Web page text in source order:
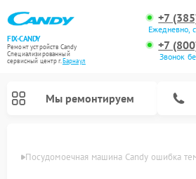
FIX-CANDY
Ремонт устройств Candy
Специализированный
cервисный центр г.Барнаул
+7
Ежедневно,
+7
Звонок
Мы ремонтируем
Посудомоечная машина Candy ошибка